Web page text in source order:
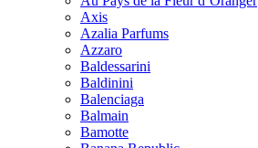
Axis
Azalia Parfums
Azzaro
Baldessarini
Baldinini
Balenciaga
Balmain
Bamotte